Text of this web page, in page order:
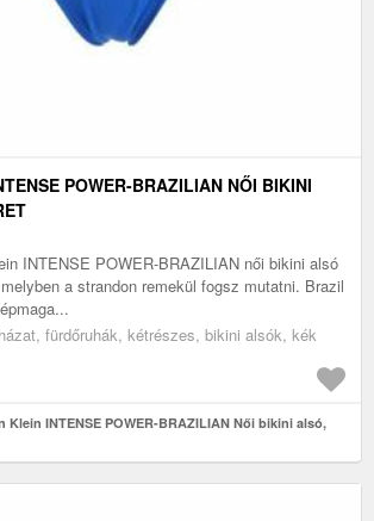
POWER-BRAZILIAN NŐI BIKINI
INTENSE POWER-BRAZILIAN női bikini alsó
a strandon remekül fogsz mutatni. Brazil
fürdőruhák, kétrészes, bikini alsók, kék
INTENSE POWER-BRAZILIAN Női bikini alsó,